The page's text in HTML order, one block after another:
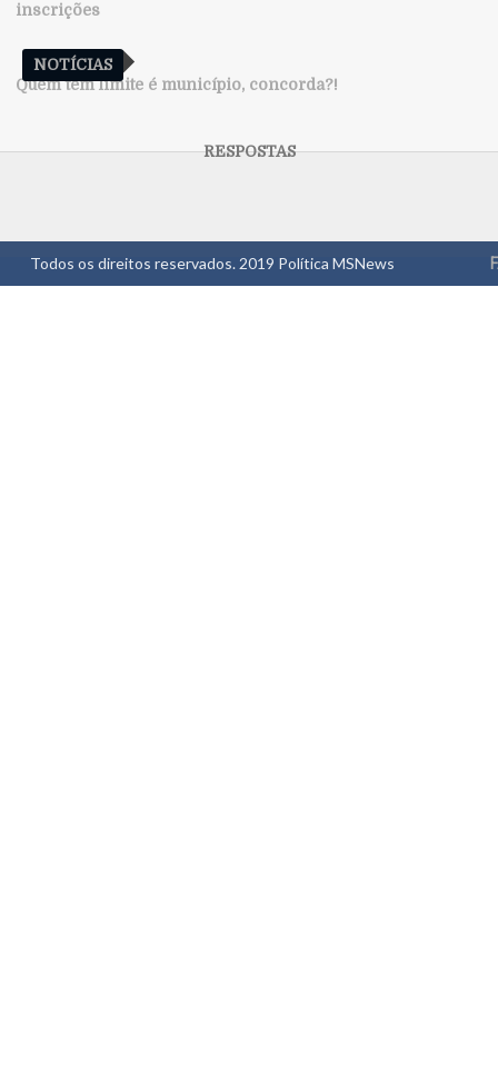
inscrições
NOTÍCIAS
Quem tem limite é município, concorda?!
Todos os direitos reservados. 2019 Política MSNews